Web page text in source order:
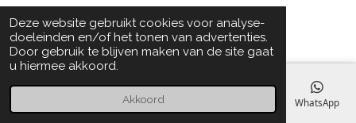
Deze website gebruikt cookies voor analyse-
doeleinden en/of het tonen van advertenties.
Door gebruik te blijven maken van de site gaat
u hiermee akkoord.
Akkoord
e
b
o
o
t
a
g
r
k
e
d
I
Telefoonnummer WhatsApp